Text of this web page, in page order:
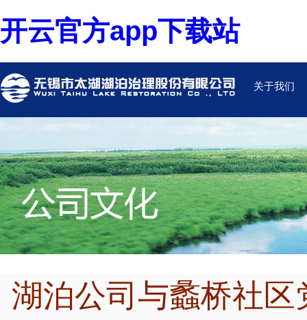
开云官方app下载站
关于我们
湖泊公司与蠡桥社